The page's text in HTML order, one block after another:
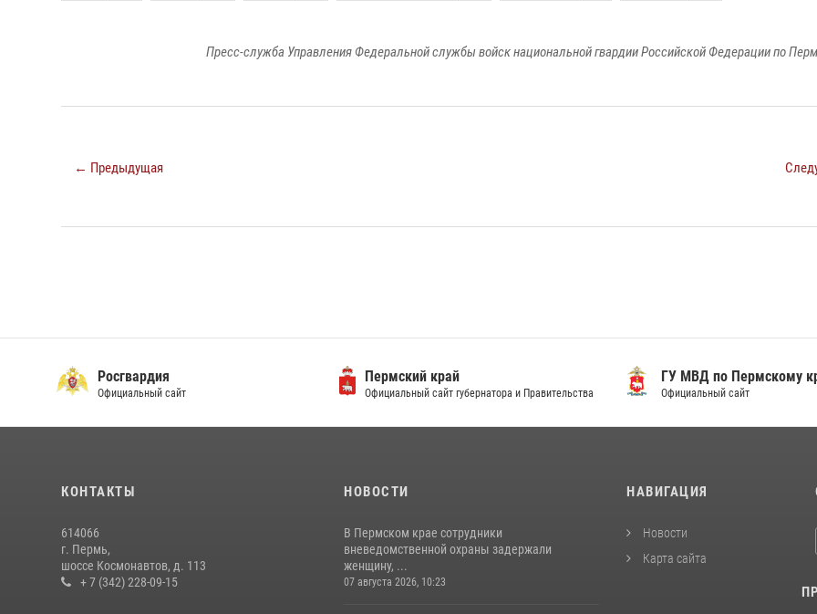
Пресс-служба Управления Федеральной службы войск национальной гвардии Российской Федерации по
← Предыдущая
Росгвардия
Официальный сайт
Пермский край
Официальный сайт губернатора и Правительства
ГУ МВД по Пермскому
Официальный сайт
КОНТАКТЫ
614066
г. Пермь,
шоссе Космонавтов, д. 113
+ 7 (342) 228-09-15
НОВОСТИ
В Пермском крае сотрудники
вневедомственной охраны задержали
женщину, ...
07 августа 2026, 10:23
НАВИГАЦИЯ
Новости
Карта сайта